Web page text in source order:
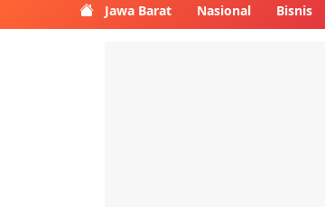
Jawa Barat Nasional Bisnis